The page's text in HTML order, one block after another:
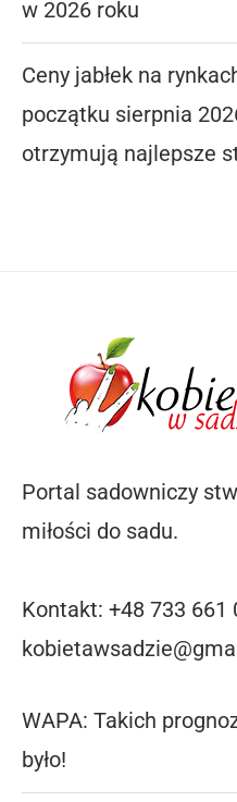
w 2026 roku
Ceny jabłek na
początku sierpnia
otrzymują najlepsze
Portal sadowniczy
miłości do sadu.
Kontakt: +48 733 661
WAPA: Takich
było!